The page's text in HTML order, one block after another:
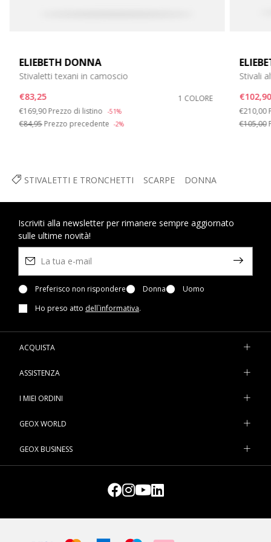
STIVALETTI E TRONCHETTI SCARPE DONNA
ELIEBETH DONNA
Stivaletti texani in camoscio
€83,25
1 COLORE
Price reduced from
€169,90to
Prezzo di listino -51%
€84,95Prezzo precedente -2%
Stivali
€102,90
Price
€210,00
€105,00
Iscriviti alla newsletter per rimanere sempre aggiornato
sulle ultime novità!
Preferisco non rispondere Donna
Uomo
Ho preso atto dell`informativa.
ACQUISTA
ASSISTENZA
I MIEI ORDINI
GEOX WORLD
GEOX BUSINESS